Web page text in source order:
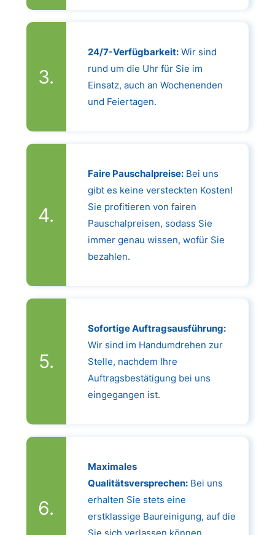
24/7-Verfügbarkeit:Wir sind
rund um die Uhr für Sie im
Einsatz, auch an Wochenenden
und Feiertagen.
Faire Pauschalpreise:Bei uns
gibt es keine versteckten Kosten!
Sie profitieren von fairen
Pauschalpreisen, sodass Sie
immer genau wissen, wofür Sie
bezahlen.
Sofortige Auftragsausführung:
Wir sind im Handumdrehen zur
Stelle, nachdem Ihre
Auftragsbestätigung bei uns
eingegangen ist.
Maximales
Qualitätsversprechen:Bei uns
erhalten Sie stets eine
erstklassige Baureinigung, auf die